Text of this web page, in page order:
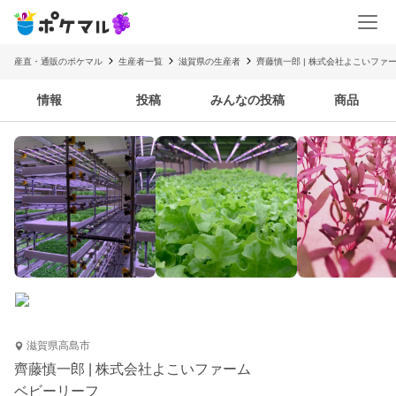
産直・通販のポケマル 生産者一覧 滋賀県の生産者 齊藤慎一郎 | 株式会社よこいファ
情報 投稿 みんなの投稿 商品
滋賀県高島市
齊藤慎一郎 | 株式会社よこいファーム
ベビーリーフ